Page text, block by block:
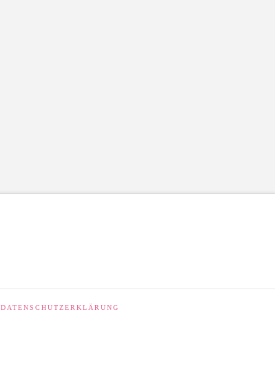
DATENSCHUTZERKLÄRUNG